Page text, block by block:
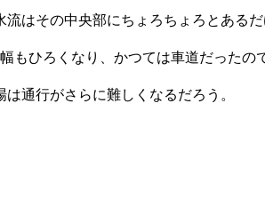
はその中央部にちょろちょろとあるだ
もひろくなり、かつては車道だったの
通行がさらに難しくなるだろう。